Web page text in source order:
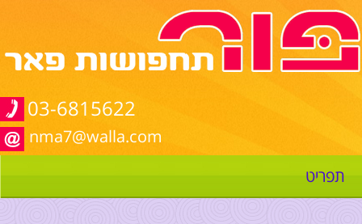
03-6815622
nma7@walla.com
תפריט